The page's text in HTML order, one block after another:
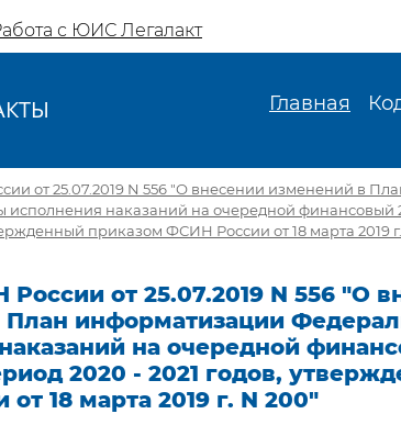
с ЮИС Легалакт
Главная
от 25.07.2019 N 556 "О внесении изменений в
наказаний на очередной финансовый
приказом ФСИН России от 18 марта 2019
от 25.07.2019 N 556 "О
План информатизации
на очередной
2020 - 2021 годов,
18 марта 2019 г. N 200"